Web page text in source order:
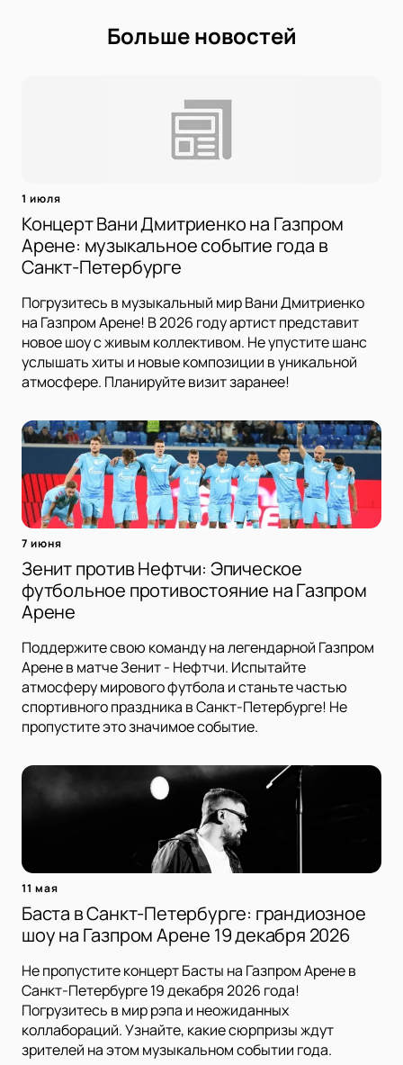
Больше новостей
1 июля
Концерт Вани Дмитриенко на Газпром
Арене: музыкальное событие года в
Санкт-Петербурге
Погрузитесь в музыкальный мир Вани Дмитриенко
на Газпром Арене! В 2026 году артист представит
новое шоу с живым коллективом. Не упустите шанс
услышать хиты и новые композиции в уникальной
атмосфере. Планируйте визит заранее!
7 июня
Зенит против Нефтчи: Эпическое
футбольное противостояние на Газпром
Арене
Поддержите свою команду на легендарной Газпром
Арене в матче Зенит - Нефтчи. Испытайте
атмосферу мирового футбола и станьте частью
спортивного праздника в Санкт-Петербурге! Не
пропустите это значимое событие.
11 мая
Баста в Санкт-Петербурге: грандиозное
шоу на Газпром Арене 19 декабря 2026
Не пропустите концерт Басты на Газпром Арене в
Санкт-Петербурге 19 декабря 2026 года!
Погрузитесь в мир рэпа и неожиданных
коллабораций. Узнайте, какие сюрпризы ждут
зрителей на этом музыкальном событии года.